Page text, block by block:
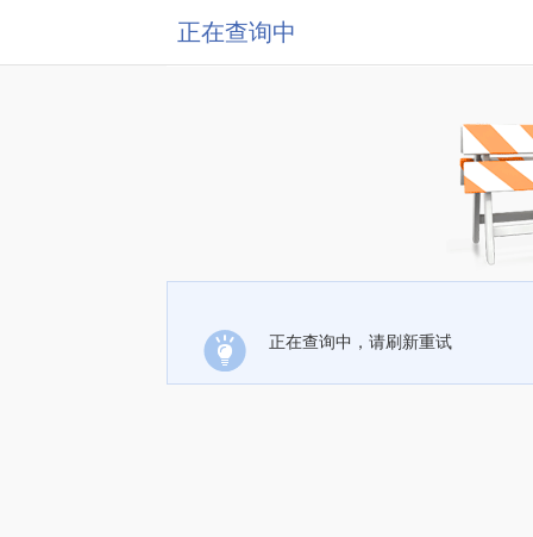
正在查询中
正在查询中，请刷新重试